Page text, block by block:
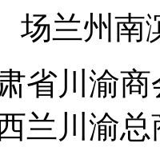
场兰州南
省川渝商
兰川渝